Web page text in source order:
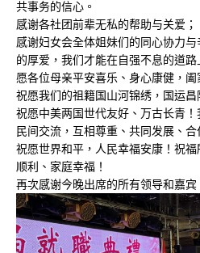
共事务的信心。
感谢各社团前辈无私的帮助与关爱；
感谢妇女会全体姐妹们的同心协力
的厚爱，我们才能在自强不息的道路
愿各位母亲平安喜乐、身心康健，阖
祝愿我们的祖籍国山河锦绣，国运昌
祝愿中美两国世代友好、万古长青
民间交流，互相尊重、共同发展、合
祝愿世界和平，人民幸福安康！祝
顺利、家庭幸福！
再次感谢今晚出席的所有领导和嘉宾